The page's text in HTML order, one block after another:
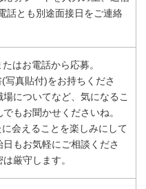
話とも別途面接日をご連絡
はお電話から応募。
(写真貼付)をお持ちくださ
についてなど、気になるこ
もお聞かせくださいね。
に会えることを楽しみにして
もお気軽にご相談くださ
厳守します。